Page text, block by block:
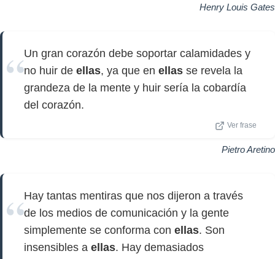
Henry Louis Gates
Un gran corazón debe soportar calamidades y
no huir de ellas, ya que en ellas se revela la
grandeza de la mente y huir sería la cobardía
del corazón.
Ver frase
Pietro Aretino
Hay tantas mentiras que nos dijeron a través
de los medios de comunicación y la gente
simplemente se conforma con ellas. Son
insensibles a ellas. Hay demasiados